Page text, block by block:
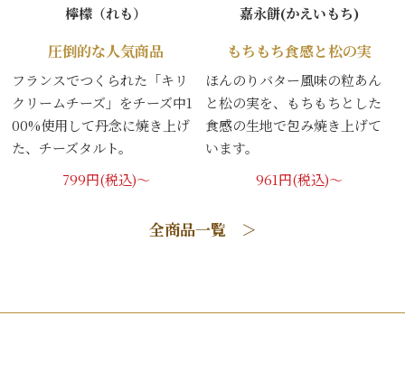
檸檬（れも）
圧倒的な人気商品
フランスでつくられた「キリ
クリームチーズ」をチーズ中1
00%使用して丹念に焼き上げ
た、チーズタルト。
799円(税込)～
嘉永餅(かえいもち)
もちもち食感と松の実
ほんのりバター風味の粒あん
と松の実を、もちもちとした
食感の生地で包み焼き上げて
います。
961円(税込)～
全商品一覧 ＞